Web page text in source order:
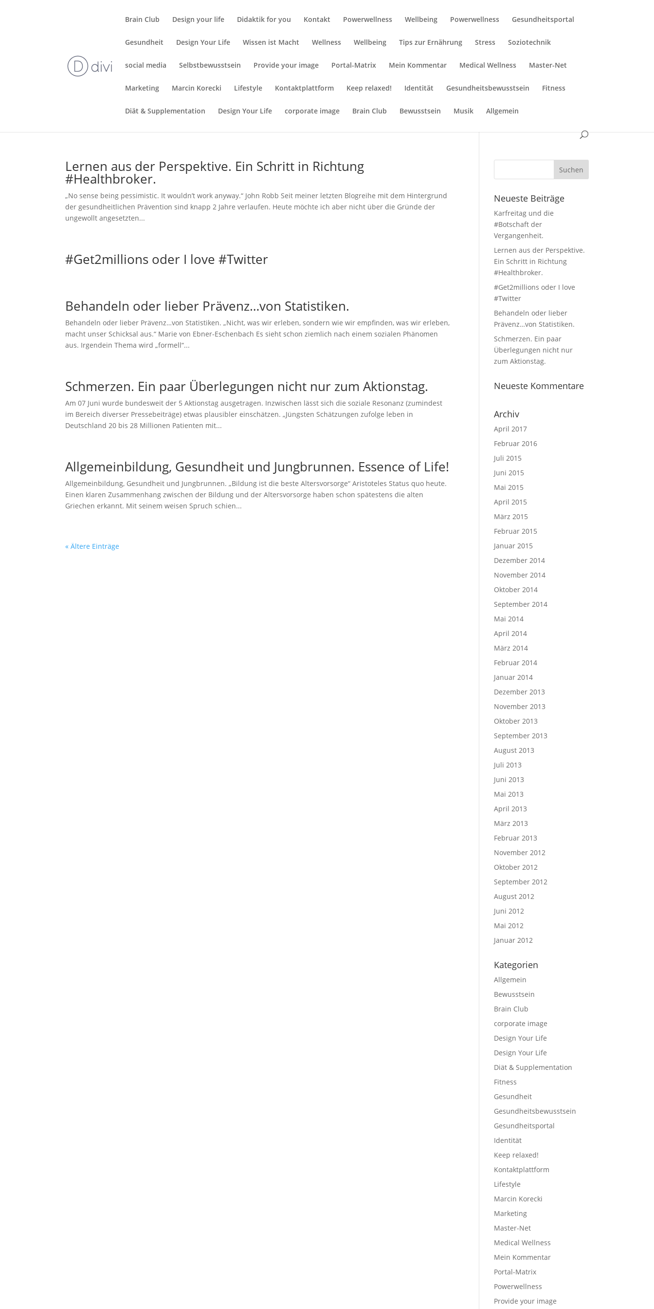
Brain Club Design your life Didaktik for you Kontakt Powerwellness Wellbeing Powerwellness Gesundheitsportal
Gesundheit Design Your Life Wissen ist Macht Wellness Wellbeing Tips zur Ernährung Stress Soziotechnik
social media Selbstbewusstsein Provide your image Portal-Matrix Mein Kommentar Medical Wellness Master-Net
Marketing Marcin Korecki Lifestyle Kontaktplattform Keep relaxed! Identität Gesundheitsbewusstsein Fitness
Diät & Supplementation Design Your Life corporate image Brain Club Bewusstsein Musik Allgemein
Lernen aus der Perspektive. Ein Schritt in Richtung
#Healthbroker.
„No sense being pessimistic. It wouldn’t work anyway.“ John Robb Seit meiner letzten Blogreihe mit dem Hintergrund
der gesundheitlichen Prävention sind knapp 2 Jahre verlaufen. Heute möchte ich aber nicht über die Gründe der
ungewollt angesetzten...
#Get2millions oder I love #Twitter
Behandeln oder lieber Prävenz…von Statistiken.
Behandeln oder lieber Prävenz…von Statistiken. „Nicht, was wir erleben, sondern wie wir empfinden, was wir erleben,
macht unser Schicksal aus.“ Marie von Ebner-Eschenbach Es sieht schon ziemlich nach einem sozialen Phänomen
aus. Irgendein Thema wird „formell“...
Schmerzen. Ein paar Überlegungen nicht nur zum Aktionstag.
Am 07 Juni wurde bundesweit der 5 Aktionstag ausgetragen. Inzwischen lässt sich die soziale Resonanz (zumindest
im Bereich diverser Pressebeiträge) etwas plausibler einschätzen. „Jüngsten Schätzungen zufolge leben in
Deutschland 20 bis 28 Millionen Patienten mit...
Allgemeinbildung, Gesundheit und Jungbrunnen. Essence of Life!
Allgemeinbildung, Gesundheit und Jungbrunnen. „Bildung ist die beste Altersvorsorge“ Aristoteles Status quo heute.
Einen klaren Zusammenhang zwischen der Bildung und der Altersvorsorge haben schon spätestens die alten
Griechen erkannt. Mit seinem weisen Spruch schien...
« Ältere Einträge
Neueste Beiträge
Karfreitag und die
#Botschaft der
Vergangenheit.
Lernen aus der Perspektive.
Ein Schritt in Richtung
#Healthbroker.
#Get2millions oder I love
#Twitter
Behandeln oder lieber
Prävenz…von Statistiken.
Schmerzen. Ein paar
Überlegungen nicht nur
zum Aktionstag.
Neueste Kommentare
Archiv
April 2017
Februar 2016
Juli 2015
Juni 2015
Mai 2015
April 2015
März 2015
Februar 2015
Januar 2015
Dezember 2014
November 2014
Oktober 2014
September 2014
Mai 2014
April 2014
März 2014
Februar 2014
Januar 2014
Dezember 2013
November 2013
Oktober 2013
September 2013
August 2013
Juli 2013
Juni 2013
Mai 2013
April 2013
März 2013
Februar 2013
November 2012
Oktober 2012
September 2012
August 2012
Juni 2012
Mai 2012
Januar 2012
Kategorien
Allgemein
Bewusstsein
Brain Club
corporate image
Design Your Life
Design Your Life
Diät & Supplementation
Fitness
Gesundheit
Gesundheitsbewusstsein
Gesundheitsportal
Identität
Keep relaxed!
Kontaktplattform
Lifestyle
Marcin Korecki
Marketing
Master-Net
Medical Wellness
Mein Kommentar
Portal-Matrix
Powerwellness
Provide your image